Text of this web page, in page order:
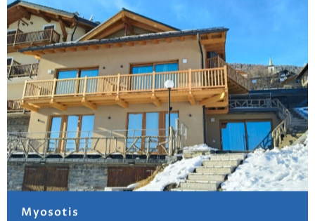
Myosotis